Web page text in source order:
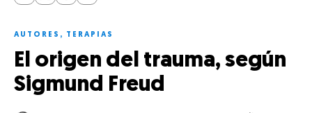
AUTORES , TERAPIAS
El origen del trauma, según
Sigmund Freud